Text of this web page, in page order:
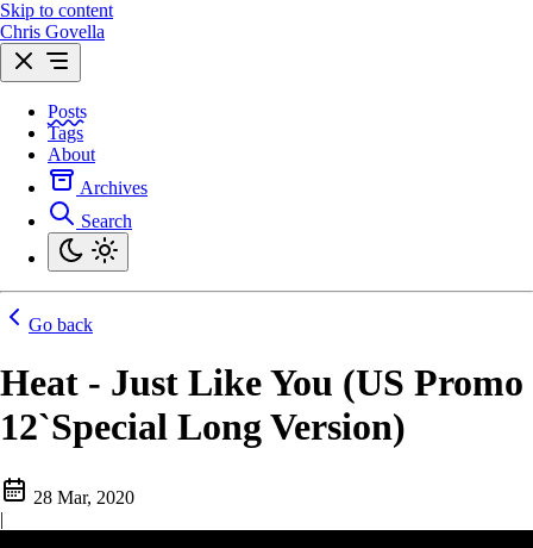
Skip to content
Chris Govella
Posts
Tags
About
Archives
Search
Go back
Heat - Just Like You (US Promo
12`Special Long Version)
28 Mar, 2020
|